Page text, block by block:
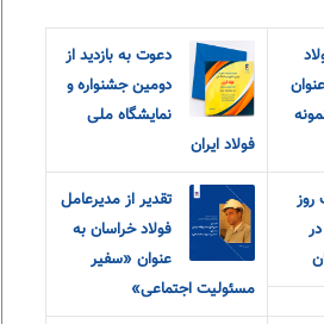
دعوت به بازدید از
دومین جشنواره و
نمایشگاه ملی
فولاد ایران
روز
تقدیر از مدیرعامل
فولاد خراسان به
عنوان «سفیر
مسئولیت اجتماعی»